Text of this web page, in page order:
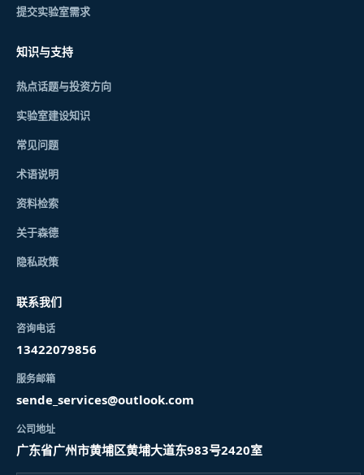
提交实验室需求
知识与支持
热点话题与投资方向
实验室建设知识
常见问题
术语说明
资料检索
关于森德
隐私政策
联系我们
咨询电话
13422079856
服务邮箱
sende_services@outlook.com
公司地址
广东省广州市黄埔区黄埔大道东983号2420室